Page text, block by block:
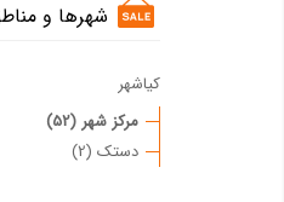
شهرها و
کیاشهر
مرکز شهر (52)
دستک (2)